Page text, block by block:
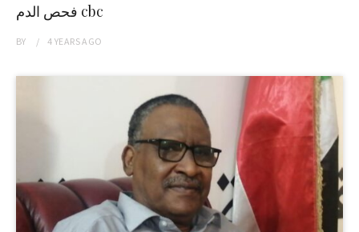
فحص الدم cbc
BY 4 YEARSAGO